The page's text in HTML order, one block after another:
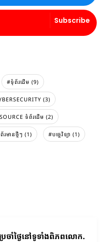
Subscribe
#ទំុព័រដេីម (9)
(3)
ទំព័រដើម (2)
រមានថ្មីៗ (1) #បច្ចេវិទ្យា (1)
ចាំថ្ងៃនៅទូទាំងពិភពលោក.